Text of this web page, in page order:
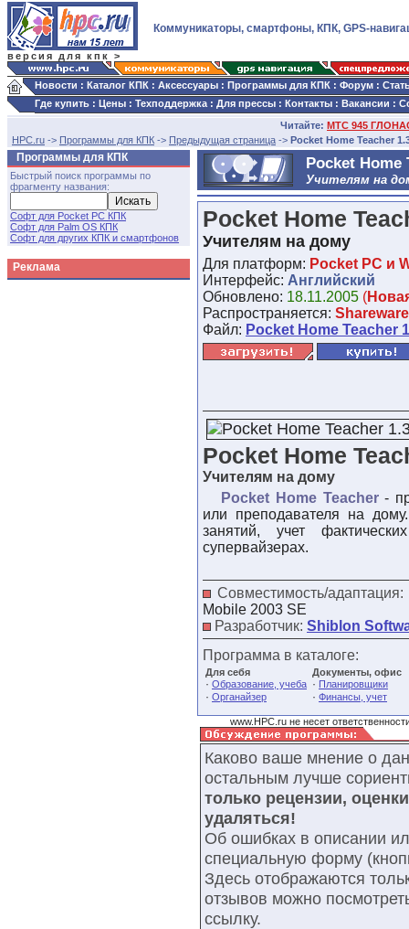
версия для кпк >
Коммуникаторы, смартфоны, КПК, GPS-
Новости : Каталог КПК : Аксессуары : Программы для КПК : Форум :
Где купить : Цены : Техподдержка : Для прессы : Контакты : Вакансии :
Читайте: МТС 945
HPC.ru -> Программы для КПК -> Предыдущая страница -> Pocket Home Teacher
Программы для КПК
Быстрый поиск программы по
фрагменту названия:
Софт для Pocket PC КПК
Софт для Palm OS КПК
Софт для других КПК и смартфонов
Реклама
Pocket Home
Учителям на
Pocket Home
Учителям на дому
Для платформ: Pocket PC и
Интерфейс: Английский
Обновлено: 18.11.2005 (
Распространяется: Shareware
Файл: Pocket Home Teacher
Pocket Home
Учителям на дому
Pocket Home Teacher-
или преподавателя на
занятий, учет
супервайзерах.
Совместимость/адаптация:
Mobile 2003 SE
Разработчик: Shiblon
Программа в каталоге:
Для себя
· Образование, учеба
· Органайзер
Документы, офис
· Планировщики
· Финансы, учет
www.HPC.ru не несет
Каково ваше мнение о
остальным лучше
только рецензии,
удаляться!
Об ошибках в описании
специальную форму
Здесь отображаются
отзывов можно
ссылку.